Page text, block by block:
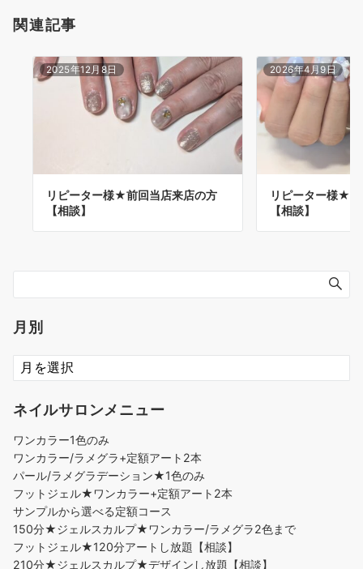
関連記事
2025年12月8日
リピーター様★前回当店来店の方
【相談】
2026年4月9日
リピーター様★
【相談】
月別
ネイルサロンメニュー
ワンカラー1色のみ
ワンカラー/ラメグラ+定額アート2本
パール/ラメグラデーション★1色のみ
フットジェル★ワンカラー+定額アート2本
サンプルから選べる定額コース
150分★ジェルスカルプ★ワンカラー/ラメグラ2色まで
フットジェル★120分アートし放題【相談】
210分★ジェルスカルプ★デザインし放題【相談】